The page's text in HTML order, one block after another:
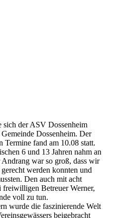
sich der ASV Dossenheim
Dossenheim. Der
Termine fand am 10.08 statt.
6 und 13 Jahren nahm an
war so groß, dass wir
werden konnten und
Den auch mit acht
freiwilligen Betreuer Werner,
voll zu tun.
wurde die faszinierende Welt
beigebracht